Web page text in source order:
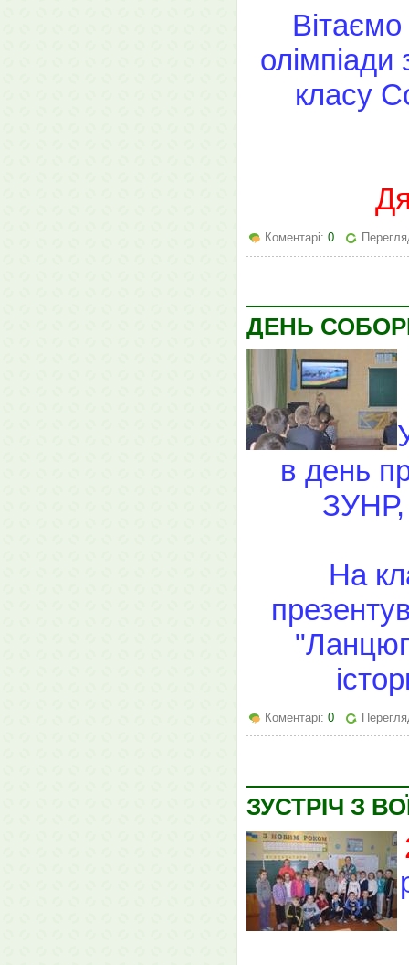
Вітаємо
олімпіади
класу
Коментарі: 0
ДЕНЬ
в день
ЗУНР,
На
"Ланцюг
Коментарі: 0
ЗУСТРІЧ З